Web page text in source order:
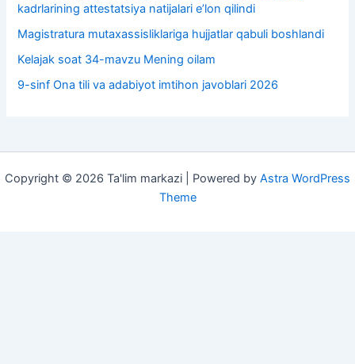
kadrlarining attestatsiya natijalari e’lon qilindi
Magistratura mutaxassisliklariga hujjatlar qabuli boshlandi
Kelajak soat 34-mavzu Mening oilam
9-sinf Ona tili va adabiyot imtihon javoblari 2026
Copyright © 2026 Ta'lim markazi | Powered by Astra WordPress
Theme